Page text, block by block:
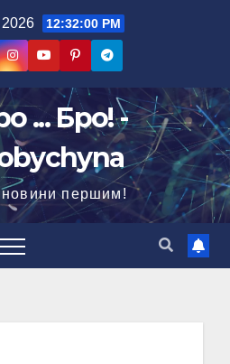
12:32:01 PM
... Бро! -
новини першим!